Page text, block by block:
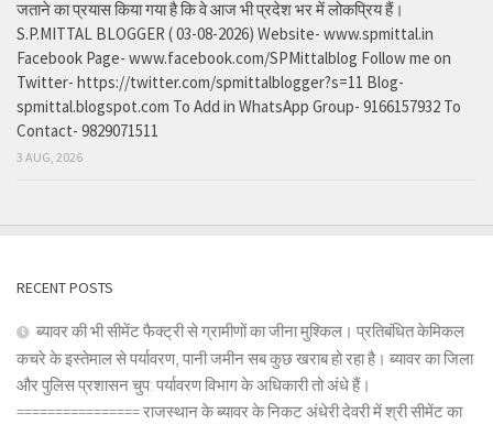
जताने का प्रयास किया गया है कि वे आज भी प्रदेश भर में लोकप्रिय हैं।
S.P.MITTAL BLOGGER ( 03-08-2026) Website- www.spmittal.in
Facebook Page- www.facebook.com/SPMittalblog Follow me on
Twitter- https://twitter.com/spmittalblogger?s=11 Blog-
spmittal.blogspot.com To Add in WhatsApp Group- 9166157932 To
Contact- 9829071511
3 AUG, 2026
RECENT POSTS
ब्यावर की भी सीमेंट फैक्ट्री से ग्रामीणों का जीना मुश्किल। प्रतिबंधित केमिकल
कचरे के इस्तेमाल से पर्यावरण, पानी जमीन सब कुछ खराब हो रहा है। ब्यावर का जिला
और पुलिस प्रशासन चुप: पर्यावरण विभाग के अधिकारी तो अंधे हैं।
================ राजस्थान के ब्यावर के निकट अंधेरी देवरी में श्री सीमेंट का